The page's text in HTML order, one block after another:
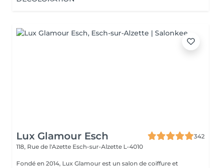
Lux Glamour Esch
342
118, Rue de l'Azette Esch-sur-Alzette L-4010
Fondé en 2014, Lux Glamour est un salon de coiffure et